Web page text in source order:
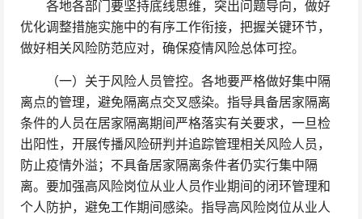
各地各部门要坚持底线思维，突出问题导向，做好
优化调整措施实施中的有序工作衔接，把握关键环节，
做好相关风险防范应对，确保疫情风险总体可控。
（一）关于风险人员管控。各地要严格做好集中隔
离点的管理，避免隔离点交叉感染。指导具备居家隔离
条件的人员在居家隔离期间严格落实有关要求，一旦检
出阳性，开展传播风险研判并追踪管理相关风险人员，
防止疫情外溢；不具备居家隔离条件者仍实行集中隔
离。要加强高风险岗位从业人员作业期间的闭环管理和
个人防护，避免工作期间感染。指导高风险岗位从业人